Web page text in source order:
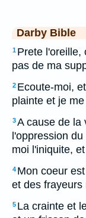
Darby Bible
1 Prete l'oreille,
pas de ma
2 Ecoute-moi,
plainte et je
3A cause de la
l'oppression
moi l'iniquite,
4 Mon coeur
et des frayeurs
5 La crainte et